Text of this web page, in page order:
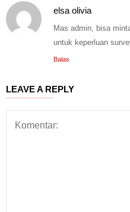
elsa olivia
Mas admin, bisa
untuk keperluan
Balas
LEAVE A REPLY